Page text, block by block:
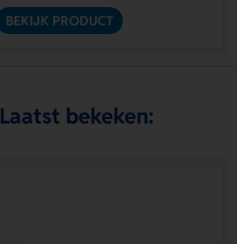
BEKIJK PRODUCT
Laatst bekeken: